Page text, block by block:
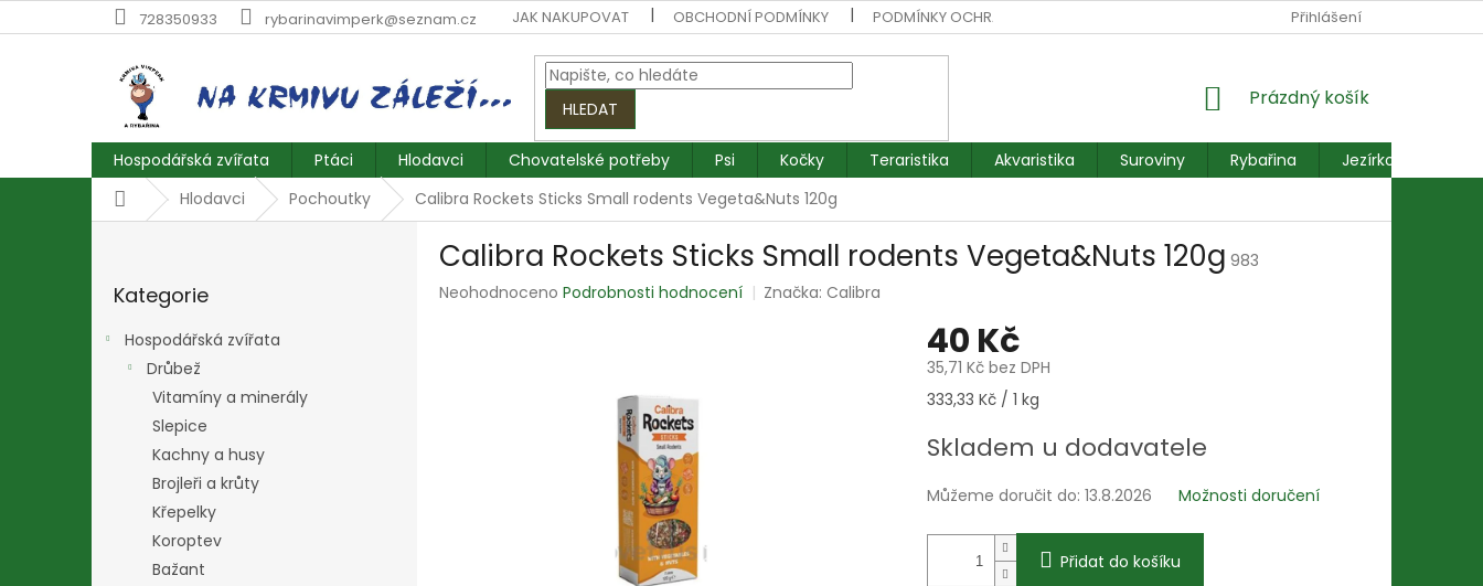
na
728350933 rybarinavimperk@seznam.cz JAK NAKUPOVAT OBCHODNÍ PODMÍNKY PODMÍNKY OCHRANY OSOBNÍCH ÚDAJŮ REKLAMACE FORMULÁŘ
Přihlášení
HLEDAT
NÁKUPNÍ
Prázdný košík
Hospodářská zvířata Ptáci Hlodavci Chovatelské potřeby Psi Kočky Teraristika Akvaristika Suroviny Rybařina
Jezírkové ryby
DomůHlodavci Pochoutky Calibra Rockets Sticks Small rodents Vegeta&Nuts 120g
kategorie
Kategorie
Hospodářská zvířata
Drůbež
Vitamíny a minerály
Slepice
Kachny a husy
Brojleři a krůty
Křepelky
Koroptev
Bažant
Calibra Rockets Sticks Small rodents Vegeta&Nuts 120g 983
Průměrné
Neohodnoceno Podrobnosti hodnocení Značka:Calibra
40 Kč
35,71 Kč bez DPH
Měrná
333,33 Kč / 1 kg
Skladem u dodavatele
Můžeme doručit do: 13.8.2026 Možnosti doručení
Přidat do košíku